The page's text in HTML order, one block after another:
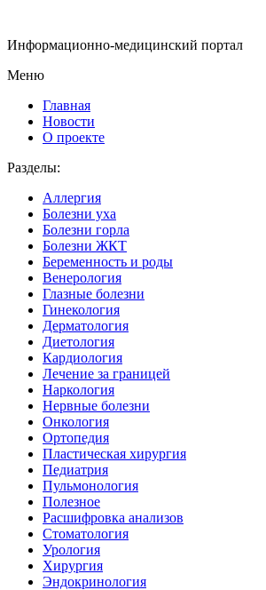
Информационно-медицинский портал
Меню
Главная
Новости
О проекте
Разделы:
Аллергия
Болезни уха
Болезни горла
Болезни ЖКТ
Беременность и роды
Венерология
Глазные болезни
Гинекология
Дерматология
Диетология
Кардиология
Лечение за границей
Наркология
Нервные болезни
Онкология
Ортопедия
Пластическая хирургия
Педиатрия
Пульмонология
Полезное
Расшифровка анализов
Стоматология
Урология
Хирургия
Эндокринология